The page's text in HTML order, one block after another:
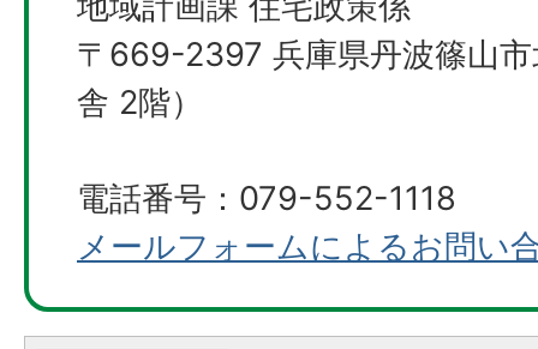
〒669-2397 兵庫県丹波篠山
舎 2階）
電話番号：079-552-1118
メールフォームによるお問い